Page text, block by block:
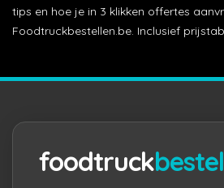
tips en hoe je in 3 klikken offertes
Foodtruckbestellen.be. Inclusief
foodtruck